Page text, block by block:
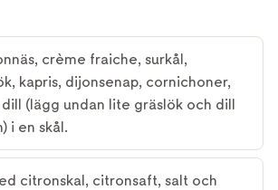
crème fraiche, surkål,
kapris, dijonsenap, cornichoner,
(lägg undan lite gräslök och dill
i en skål.
citronskal, citronsaft, salt och